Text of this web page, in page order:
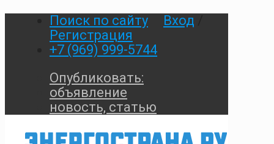
Поиск по сайту Вход
Регистрация
+7 (969) 999-5744
Опубликовать:
объявление
новость, статью